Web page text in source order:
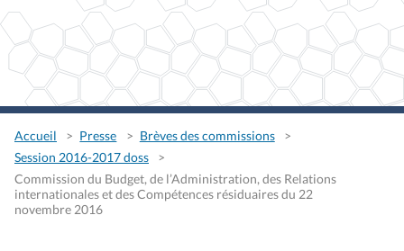
Accueil Presse
Brèves des commissions
Session 2016-2017 doss
Commission du Budget, de l’Administration, des Relations
internationales et des Compétences résiduaires du 22
novembre 2016